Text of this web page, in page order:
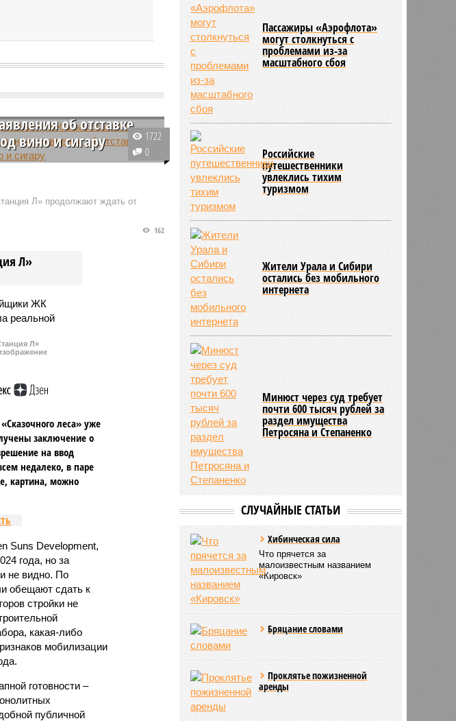
Кулеба
об отставке
вино и сигару
глава МИД Украины
По его словам,
1722
0
Л» продолжают ждать от
Л»
162
Л»
леса» уже
заключение о
на ввод
недалеко, в паре
картина, можно
Suns Development,
года, но за
не видно. По
обещают сдать к
стройки не
какая-либо
мобилизации
готовности –
публичной
Пассажиры «Аэрофлота»
могут столкнуться с
проблемами из-за
масштабного сбоя
Российские
путешественники
увлеклись тихим
туризмом
Жители Урала и Сибири
остались без мобильного
интернета
Минюст через суд требует
почти 600 тысяч рублей за
раздел имущества
Петросяна и Степаненко
СЛУЧАЙНЫЕ СТАТЬИ
Хибинческая сила
Что прячется за
малоизвестным названием
«Кировск»
Бряцание словами
Проклятье пожизненной
аренды